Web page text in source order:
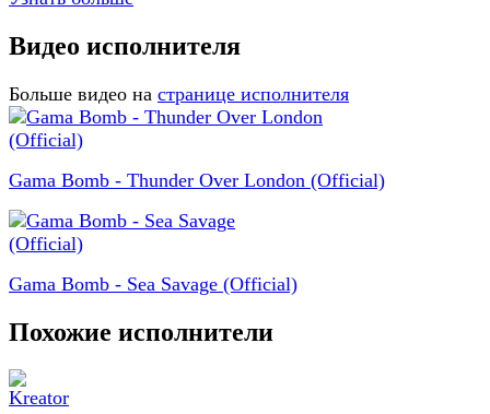
Видео исполнителя
Больше видео на странице исполнителя
Gama Bomb - Thunder Over London (Official)
Gama Bomb - Sea Savage (Official)
Похожие исполнители